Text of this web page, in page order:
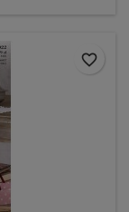
favorite_border